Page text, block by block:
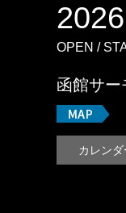
OPEN /
函館サ
カレン